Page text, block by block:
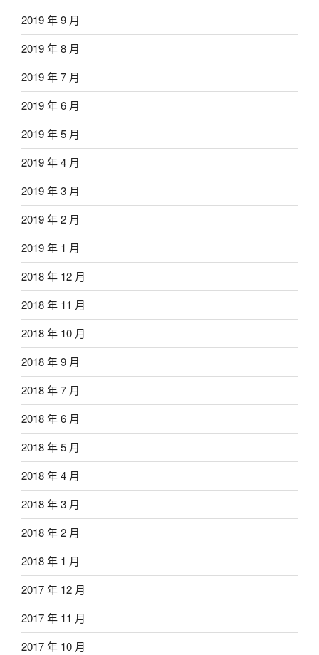
2019 年 9 月
2019 年 8 月
2019 年 7 月
2019 年 6 月
2019 年 5 月
2019 年 4 月
2019 年 3 月
2019 年 2 月
2019 年 1 月
2018 年 12 月
2018 年 11 月
2018 年 10 月
2018 年 9 月
2018 年 7 月
2018 年 6 月
2018 年 5 月
2018 年 4 月
2018 年 3 月
2018 年 2 月
2018 年 1 月
2017 年 12 月
2017 年 11 月
2017 年 10 月